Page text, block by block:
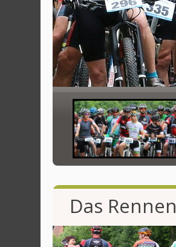
Das Rennen